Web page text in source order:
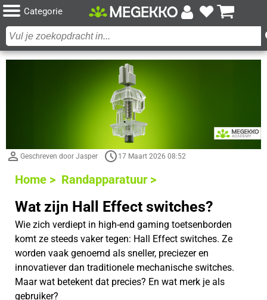
Categorie
Geschreven door Jasper 17 Maart 2026 08:52
Home > Randapparatuur >
Wat zijn Hall Effect switches?
Wie zich verdiept in high-end gaming toetsenborden
komt ze steeds vaker tegen: Hall Effect switches. Ze
worden vaak genoemd als sneller, preciezer en
innovatiever dan traditionele mechanische switches.
Maar wat betekent dat precies? En wat merk je als
gebruiker?